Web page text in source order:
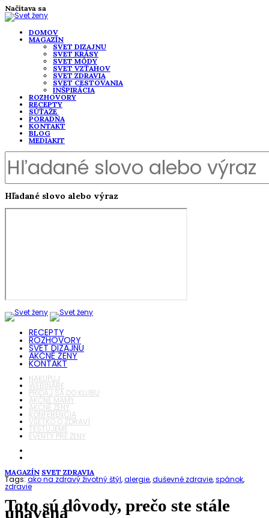
Načítava sa
DOMOV
MAGAZÍN
SVET DIZAJNU
SVET KRÁSY
SVET MÓDY
SVET VZŤAHOV
SVET ZDRAVIA
SVET CESTOVANIA
INŠPIRÁCIA
ROZHOVORY
RECEPTY
SÚŤAŽE
PORADŇA
KONTAKT
BLOG
MEDIAKIT
Hľadané slovo alebo výraz
RECEPTY
ROZHOVORY
SVET DIZAJNU
AKČNÉ ŽENY
KONTAKT
NAKUPUJ
WEBINÁRE
PRIDAJ SA DO KLUBU
AKČNÉ MAMY
AKČNÉ ŽENY
KONFERENCIA
VŠETKO O ZDRAVÍ
TESTUJEME
EVENTY PRE ŽENY
MAGAZÍN SVET ZDRAVIA
Tags:ako na zdravý životný štýl,alergie,duševné zdravie,spánok,
zdravie
Toto sú dôvody, prečo ste stále
unavená